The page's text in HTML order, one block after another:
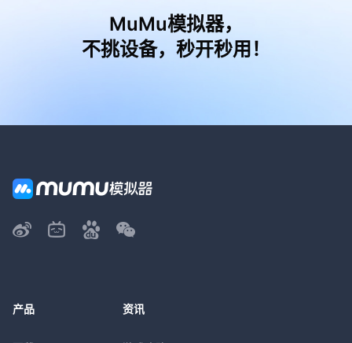
MuMu模拟器，
不挑设备，秒开秒用！
产品 资讯